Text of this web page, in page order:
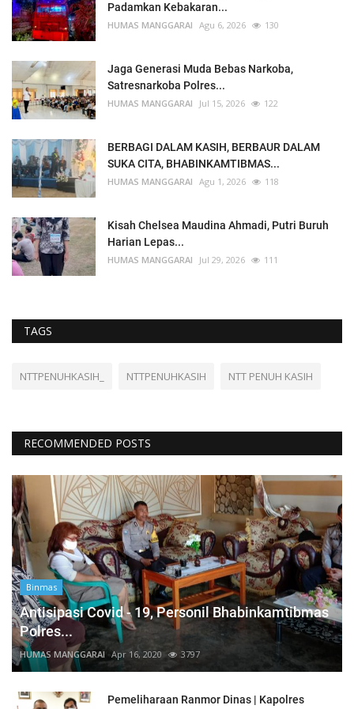
Padamkan Kebakaran...
HUMAS MANGGARAI Agu 6, 2026 130
Jaga Generasi Muda Bebas Narkoba,
Satresnarkoba Polres...
HUMAS MANGGARAI Jul 15, 2026 122
BERBAGI DALAM KASIH, BERBAUR DALAM
SUKA CITA, BHABINKAMTIBMAS...
HUMAS MANGGARAI Agu 1, 2026 118
Kisah Chelsea Maudina Ahmadi, Putri Buruh
Harian Lepas...
HUMAS MANGGARAI Jul 29, 2026 111
TAGS
NTTPENUHKASIH_ NTTPENUHKASIH NTT PENUH KASIH
RECOMMENDED POSTS
Binmas
Antisipasi Covid - 19, Personil Bhabinkamtibmas
Polres...
HUMAS MANGGARAI Apr 16, 2020 3797
Pemeliharaan Ranmor Dinas | Kapolres